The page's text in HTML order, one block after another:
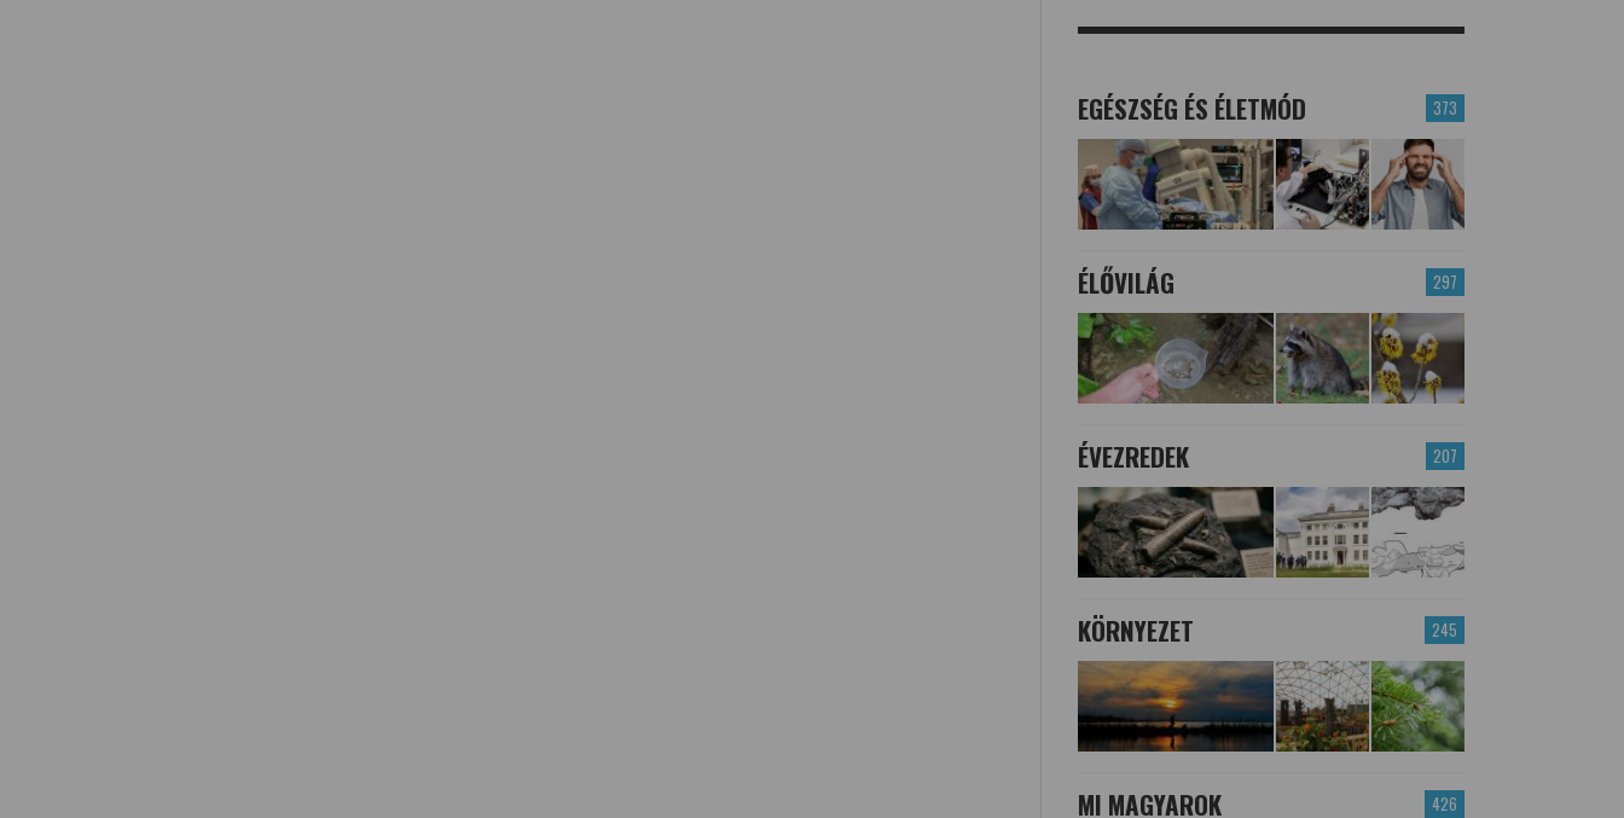
373
EGÉSZSÉG ÉS ÉLETMÓD
297
ÉLŐVILÁG
207
ÉVEZREDEK
245
KÖRNYEZET
426
MI MAGYAROK